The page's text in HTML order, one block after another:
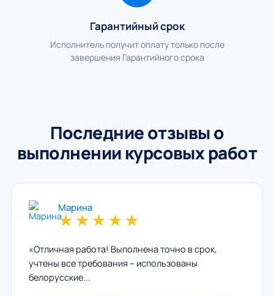
Гарантийный срок
Исполнитель получит оплату только после
завершения Гарантийного срока
Последние отзывы о
выполнении курсовых работ
Марина
★★★★★
«Отличная работа! Выполнена точно в срок,
учтены все требования – использованы
белорусские...